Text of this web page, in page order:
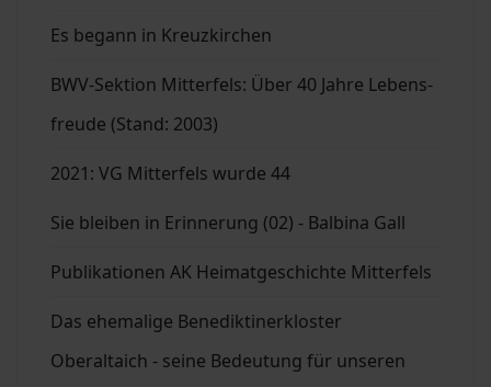
Es begann in Kreuzkirchen
BWV-Sektion Mitterfels: Über 40 Jahre Lebens-
freude (Stand: 2003)
2021: VG Mitterfels wurde 44
Sie bleiben in Erinnerung (02) - Balbina Gall
Publikationen AK Heimatgeschichte Mitterfels
Das ehemalige Benediktinerkloster
Oberaltaich - seine Bedeutung für unseren